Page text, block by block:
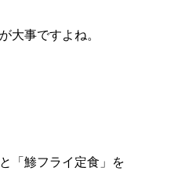
大事ですよね。
「鯵フライ定食」を